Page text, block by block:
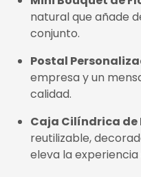
Mini Bouquet de
natural que añade
conjunto.
Postal
empresa y un
calidad.
Caja Cilíndrica de
reutilizable,
eleva la experiencia